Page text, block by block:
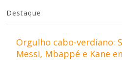
Destaque
Orgulho cabo-verdiano:
Messi, Mbappé e Kane